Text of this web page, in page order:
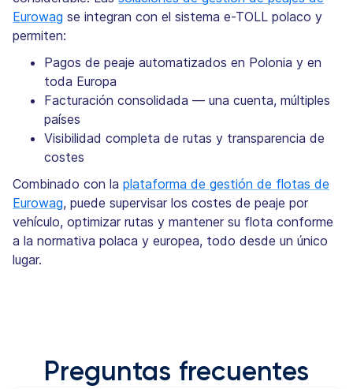
Eurowag se integran con el sistema e-TOLL polaco y
permiten:
Pagos de peaje automatizados en Polonia y en
toda Europa
Facturación consolidada — una cuenta, múltiples
países
Visibilidad completa de rutas y transparencia de
costes
Combinado con la plataforma de gestión de flotas de
Eurowag, puede supervisar los costes de peaje por
vehículo, optimizar rutas y mantener su flota conforme
a la normativa polaca y europea, todo desde un único
lugar.
Preguntas frecuentes